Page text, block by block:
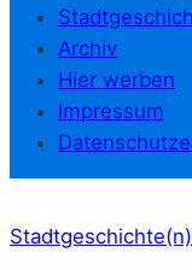
Archiv
Hier werben
Impressum
Stadtgeschichte(n)